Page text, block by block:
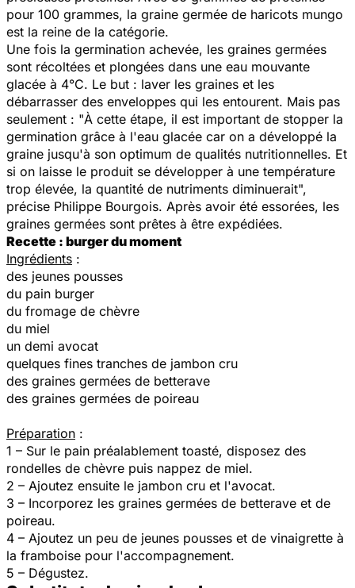
pour 100 grammes, la graine germée de haricots mungo
est la reine de la catégorie.
Une fois la germination achevée, les graines germées
sont récoltées et plongées dans une eau mouvante
glacée à 4°C. Le but : laver les graines et les
débarrasser des enveloppes qui les entourent. Mais pas
seulement : "À cette étape, il est important de stopper la
germination grâce à l'eau glacée car on a développé la
graine jusqu'à son optimum de qualités nutritionnelles. Et
si on laisse le produit se développer à une température
trop élevée, la quantité de nutriments diminuerait",
précise Philippe Bourgois. Après avoir été essorées, les
graines germées sont prêtes à être expédiées.
Recette : burger du moment
Ingrédients :
des jeunes pousses
du pain burger
du fromage de chèvre
du miel
un demi avocat
quelques fines tranches de jambon cru
des graines germées de betterave
des graines germées de poireau
Préparation :
1 – Sur le pain préalablement toasté, disposez des
rondelles de chèvre puis nappez de miel.
2 – Ajoutez ensuite le jambon cru et l'avocat.
3 – Incorporez les graines germées de betterave et de
poireau.
4 – Ajoutez un peu de jeunes pousses et de vinaigrette à
la framboise pour l'accompagnement.
5 – Dégustez.